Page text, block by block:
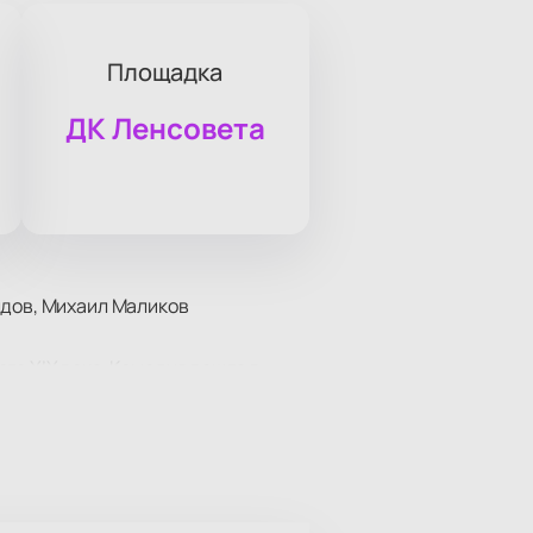
Площадка
ДК Ленсовета
Михаил Маликов